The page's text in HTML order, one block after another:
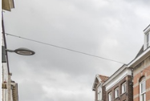
Registreren